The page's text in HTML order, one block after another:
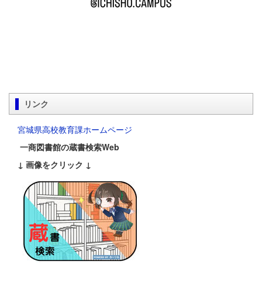
リンク
宮城県高校教育課ホームページ
一商図書館の蔵書検索Web
↓ 画像をクリック ↓